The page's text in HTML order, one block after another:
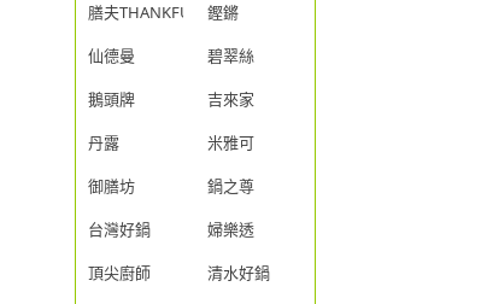
膳夫THANKFUL
鏗鏘
仙德曼
碧翠絲
鵝頭牌
吉來家
丹露
米雅可
御膳坊
鍋之尊
台灣好鍋
婦樂透
頂尖廚師
清水好鍋